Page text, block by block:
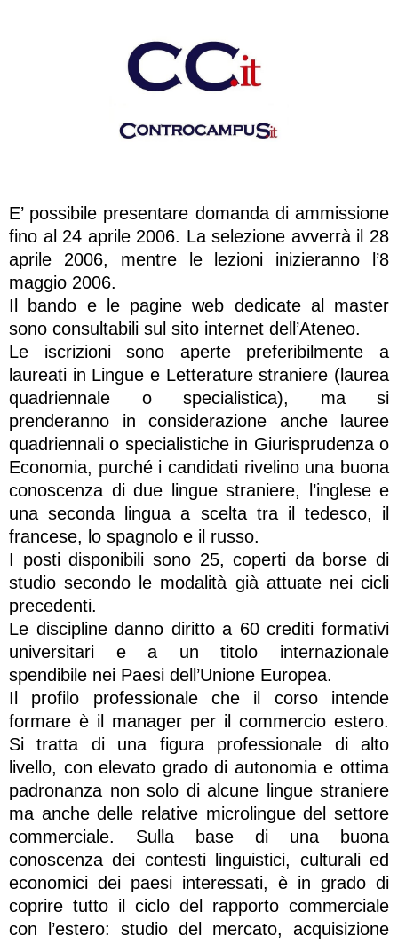
E’ possibile presentare domanda di ammissione
fino al 24 aprile 2006. La selezione avverrà il 28
aprile 2006, mentre le lezioni inizieranno l’8
maggio 2006.
Il bando e le pagine web dedicate al master
sono consultabili sul sito internet dell’Ateneo.
Le iscrizioni sono aperte preferibilmente a
laureati in Lingue e Letterature straniere (laurea
quadriennale o specialistica), ma si
prenderanno in considerazione anche lauree
quadriennali o specialistiche in Giurisprudenza o
Economia, purché i candidati rivelino una buona
conoscenza di due lingue straniere, l’inglese e
una seconda lingua a scelta tra il tedesco, il
francese, lo spagnolo e il russo.
I posti disponibili sono 25, coperti da borse di
studio secondo le modalità già attuate nei cicli
precedenti.
Le discipline danno diritto a 60 crediti formativi
universitari e a un titolo internazionale
spendibile nei Paesi dell’Unione Europea.
Il profilo professionale che il corso intende
formare è il manager per il commercio estero.
Si tratta di una figura professionale di alto
livello, con elevato grado di autonomia e ottima
padronanza non solo di alcune lingue straniere
ma anche delle relative microlingue del settore
commerciale. Sulla base di una buona
conoscenza dei contesti linguistici, culturali ed
economici dei paesi interessati, è in grado di
coprire tutto il ciclo del rapporto commerciale
con l’estero: studio del mercato, acquisizione